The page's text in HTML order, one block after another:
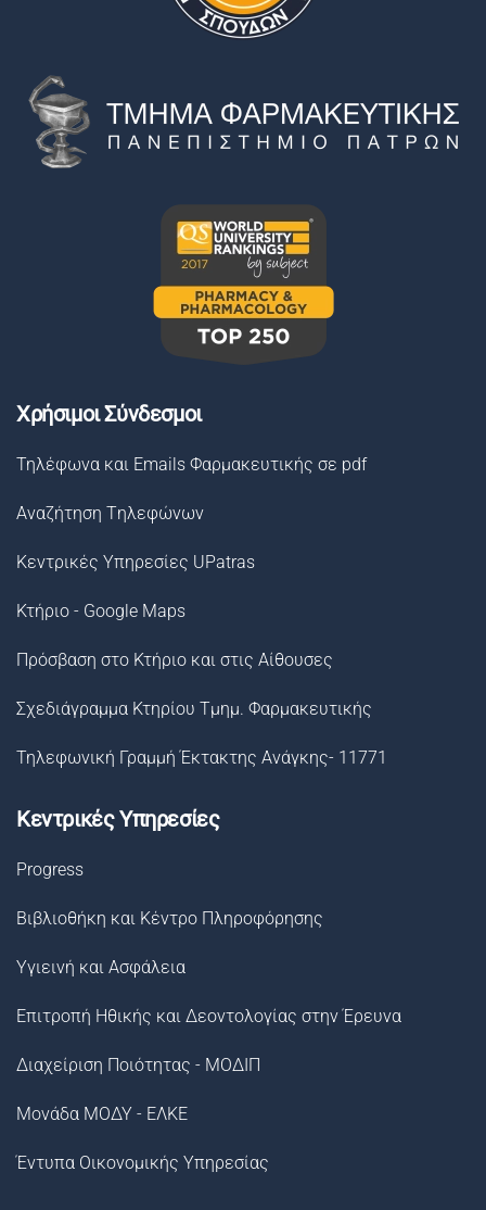
Χρήσιμοι Σύνδεσμοι
Τηλέφωνα και Emails Φαρμακευτικής σε pdf
Αναζήτηση Tηλεφώνων
Κεντρικές Υπηρεσίες UPatras
Κτήριο - Google Maps
Πρόσβαση στο Κτήριο και στις Αίθουσες
Σχεδιάγραμμα Κτηρίου Τμημ. Φαρμακευτικής
Τηλεφωνική Γραμμή Έκτακτης Ανάγκης- 11771
Κεντρικές Υπηρεσίες
Progress
Βιβλιοθήκη και Κέντρο Πληροφόρησης
Υγιεινή και Ασφάλεια
Επιτροπή Ηθικής και Δεοντολογίας στην Έρευνα
Διαχείριση Ποιότητας - ΜΟΔΙΠ
Μονάδα ΜΟΔΥ - ΕΛΚΕ
Έντυπα Οικονομικής Υπηρεσίας